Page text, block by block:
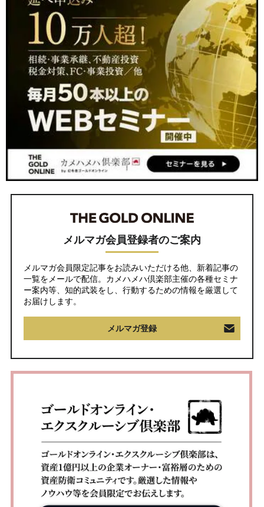
メルマガ会員登録者のご案内
メルマガ会員限定記事をお読みいただける他、新着記事の
一覧をメールで配信。カメハメハ倶楽部主催の各種セミナ
ー案内等、知的武装をし、行動するための情報を厳選して
お届けします。
メルマガ登録